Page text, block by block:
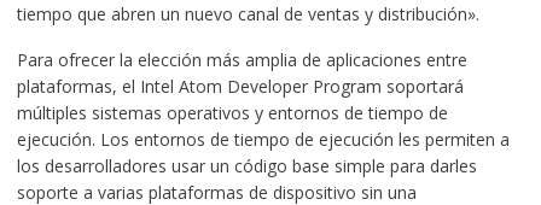
tiempo que abren un nuevo canal de ventas y distribución».
Para ofrecer la elección más amplia de aplicaciones entre
plataformas, el Intel Atom Developer Program soportará
múltiples sistemas operativos y entornos de tiempo de
ejecución. Los entornos de tiempo de ejecución les permiten a
los desarrolladores usar un código base simple para darles
soporte a varias plataformas de dispositivo sin una